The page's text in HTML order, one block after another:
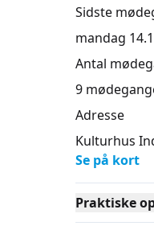
Sidste
mandag
Antal
9
Adresse
Kulturhus
Se på kort
Praktiske